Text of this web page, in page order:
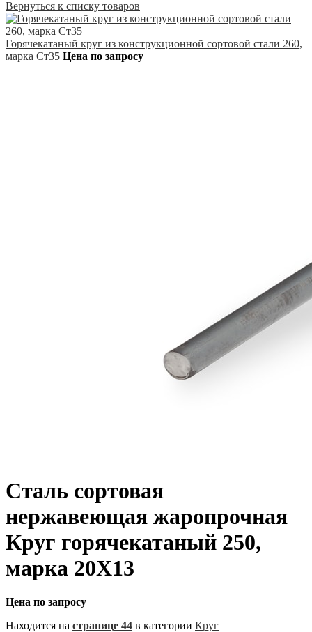
Вернуться к списку товаров
Горячекатаный круг из конструкционной сортовой стали 260,
марка Ст35 Цена по запросу
Сталь сортовая
нержавеющая жаропрочная
Круг горячекатаный 250,
марка 20Х13
Цена по запросу
Находится на странице 44 в категории Круг